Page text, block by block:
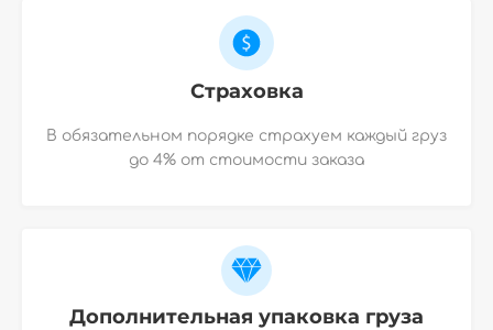
Страховка
В обязательном порядке страхуем каждый груз
до 4% от стоимости заказа
Дополнительная упаковка груза